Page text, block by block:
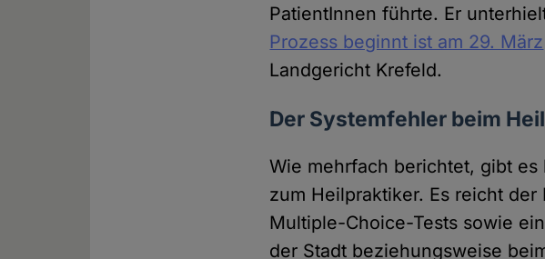
PatientInnen führte. Er
Prozess beginnt ist am 29. März
Landgericht Krefeld.
Der Systemfehler beim
Wie mehrfach berichtet, gibt
zum Heilpraktiker. Es reicht
Multiple-Choice-Tests sowie
der Stadt beziehungsweise